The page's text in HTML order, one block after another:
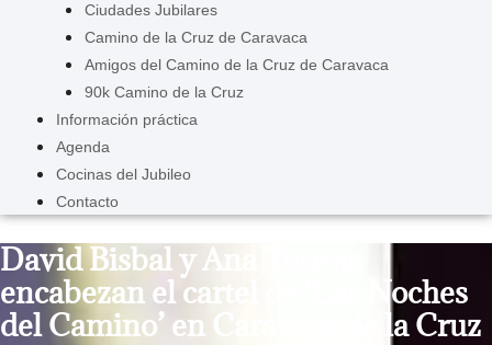
Ciudades Jubilares
Camino de la Cruz de Caravaca
Amigos del Camino de la Cruz de Caravaca
90k Camino de la Cruz
Información práctica
Agenda
Cocinas del Jubileo
Contacto
David Bisbal y Ana Torroja
encabezan el cartel de ‘Las Noches
del Camino’ en Caravaca de la Cruz